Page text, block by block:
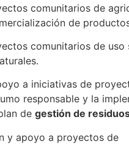
comunitarios de
de
comunitarios de uso
a iniciativas de
responsable y la
de gestión de
y apoyo a proyectos de